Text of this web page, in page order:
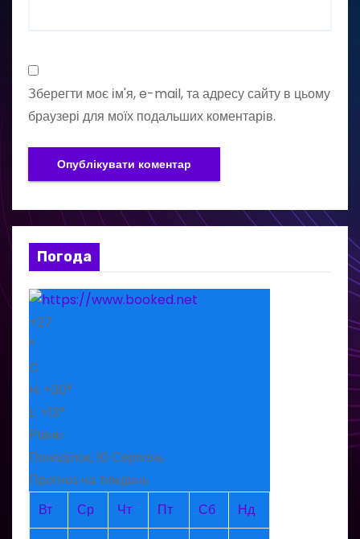
Зберегти моє ім'я, e-mail, та адресу сайту в цьому
браузері для моїх подальших коментарів.
Погода
+27
°
C
H: +30°
L: +13°
Рівне
Понеділок, 10 Серпень
Прогноз на тиждень
Вт
Ср Чт Пт Сб Нд